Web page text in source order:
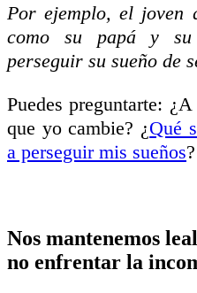
Por ejemplo, el joven
como su papá y
perseguir su sueño de
Puedes preguntarte:
que yo cambie? ¿Qué
a perseguir mis sueños?
Nos mantenemos
no enfrentar la